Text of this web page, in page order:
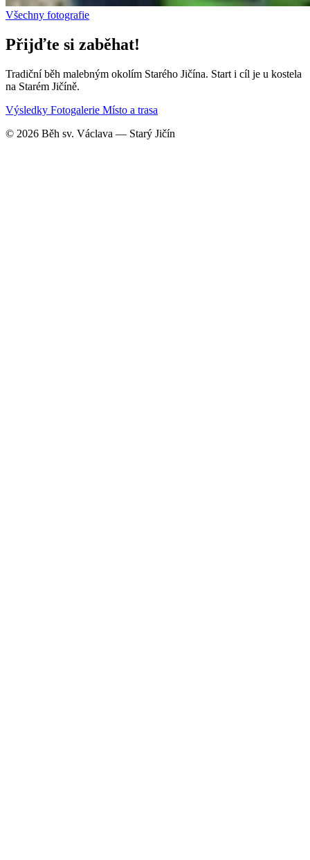
Všechny fotografie
Přijďte si zaběhat!
Tradiční běh malebným okolím Starého Jičína. Start i cíl je u kostela
na Starém Jičíně.
Výsledky Fotogalerie Místo a trasa
© 2026 Běh sv. Václava — Starý Jičín